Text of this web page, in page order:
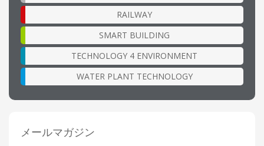
RAILWAY
SMART BUILDING
TECHNOLOGY 4 ENVIRONMENT
WATER PLANT TECHNOLOGY
メールマガジン